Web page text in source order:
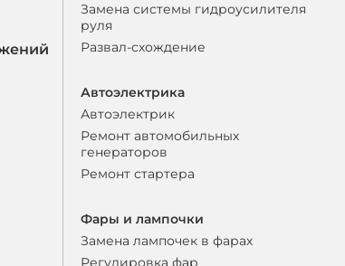
Замена системы гидроусилителя
руля
Развал-схождение
Автоэлектрика
Автоэлектрик
Ремонт автомобильных
генераторов
Ремонт стартера
Фары и лампочки
Замена лампочек в фарах
Регулировка фар